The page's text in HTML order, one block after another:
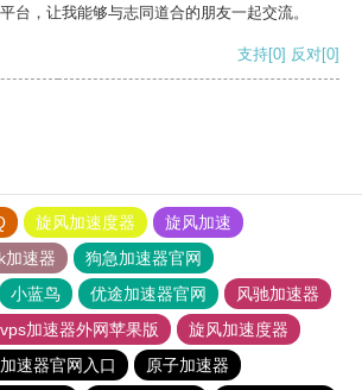
台，让我能够与志同道合的朋友一起交流。
支持[0] 反对[0]
旋风加速度器
旋风加速
加速器
狗急加速器官网
小蓝鸟 优途加速器官网
风驰加速器
加速器外网苹果版
旋风加速度器
速器官网入口
原子加速器